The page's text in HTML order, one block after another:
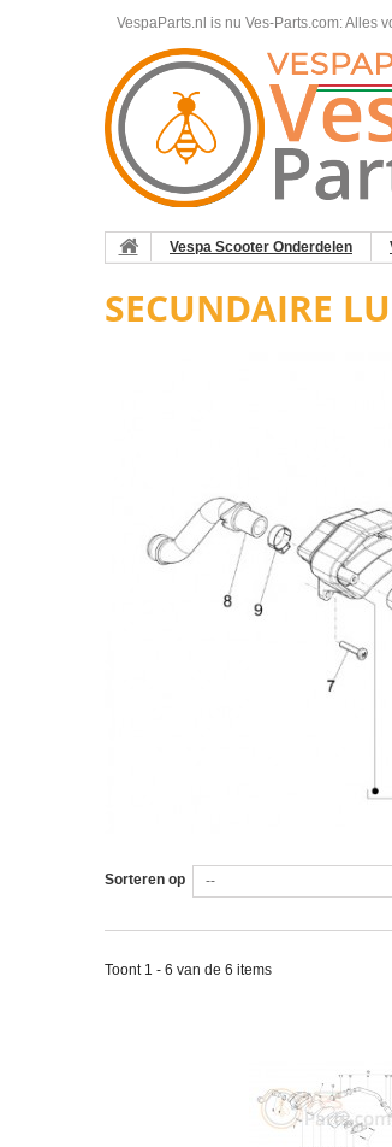
VespaParts.nl is nu Ves-Parts.com: Alles
Vespa Scooter Onderdelen
SECUNDAIRE
Sorteren op --
Toont 1 - 6 van de 6 items